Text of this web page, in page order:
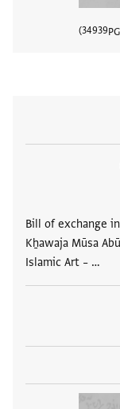
34939
Bill of exchange
Kẖawaja Mūsa
Islamic Art – …